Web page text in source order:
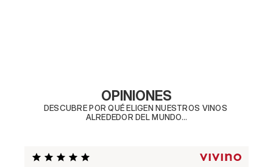
OPINIONES
DESCUBRE POR QUÉ ELIGEN NUESTROS VINOS
ALREDEDOR DEL MUNDO...